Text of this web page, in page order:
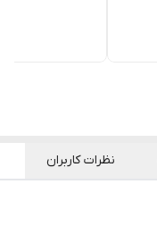
نظرات کاربران